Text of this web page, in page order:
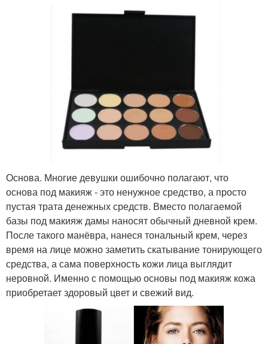
Основа. Многие девушки ошибочно полагают, что
основа под макияж - это ненужное средство, а просто
пустая трата денежных средств. Вместо полагаемой
базы под макияж дамы наносят обычный дневной крем.
После такого манёвра, нанеся тональный крем, через
время на лице можно заметить скатывание тонирующего
средства, а сама поверхность кожи лица выглядит
неровной. Именно с помощью основы под макияж кожа
приобретает здоровый цвет и свежий вид.